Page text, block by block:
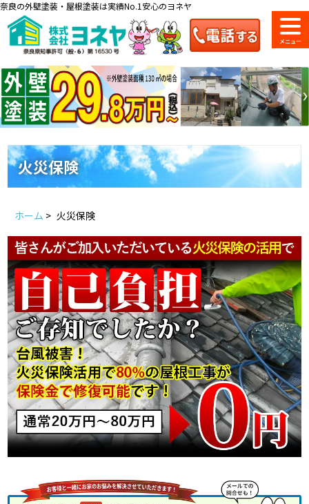
奈良の外壁塗装・屋根塗装は実績No.1安心のヨネヤ
料金一覧 会社案内 ショールーム
のご紹介
お問い合わせ
地域の事例がいっぱい
ヨネヤの施工実績
Home お客様の声
スタッフ紹介 よくあるご質問
スタッフブログ 屋根リフォームについて
雨漏りについて 雨漏りの施工実績
ヨネヤがお客様から選ばれる10の
理由
リフォームローン
工場倉庫改修 アパート・マンション修繕
火災保険
ホーム > 火災保険